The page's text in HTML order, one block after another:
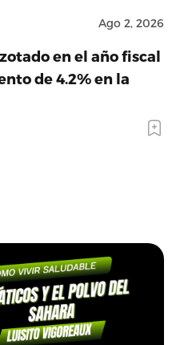
Ago 2, 2026
en el año fiscal
de 4.2% en la